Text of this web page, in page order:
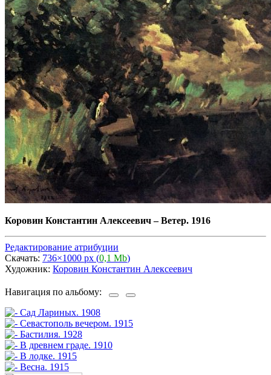
Коровин Константин Алексеевич–Ветер. 1916
Редактирование атрибуции
Скачать: 736×1000 px (0,1 Mb)
Художник: Коровин Константин Алексеевич
Навигация по альбому: